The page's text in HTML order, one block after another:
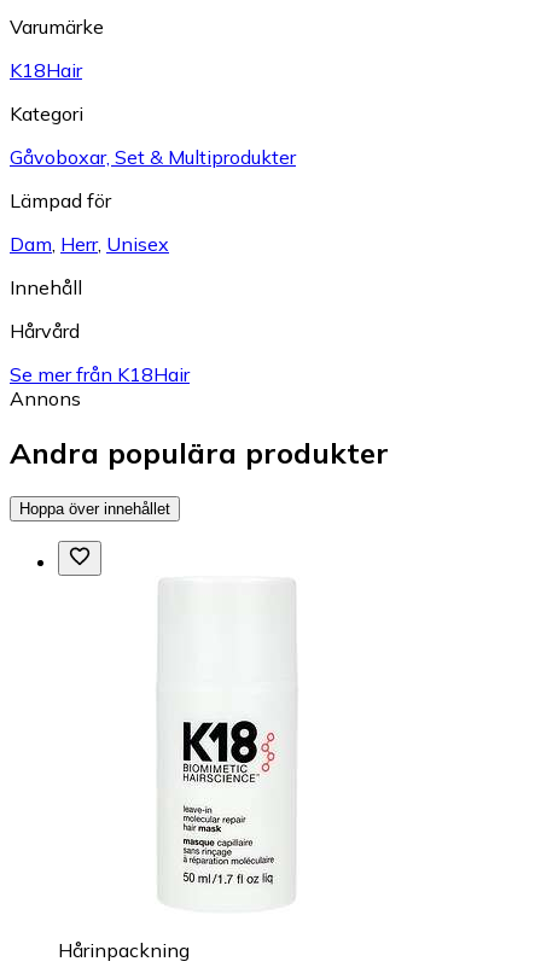
Varumärke
K18Hair
Kategori
Gåvoboxar, Set & Multiprodukter
Lämpad för
Dam, Herr, Unisex
Innehåll
Hårvård
Se mer från K18Hair
Annons
Andra populära produkter
Hoppa över innehållet
Hårinpackning